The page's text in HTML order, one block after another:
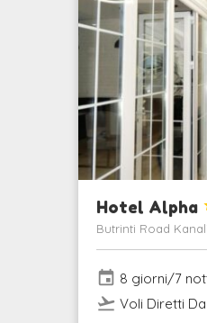
Hotel Alpha
Butrinti Road
event 8 giorni/7
flight_takeoff Voli Diretti